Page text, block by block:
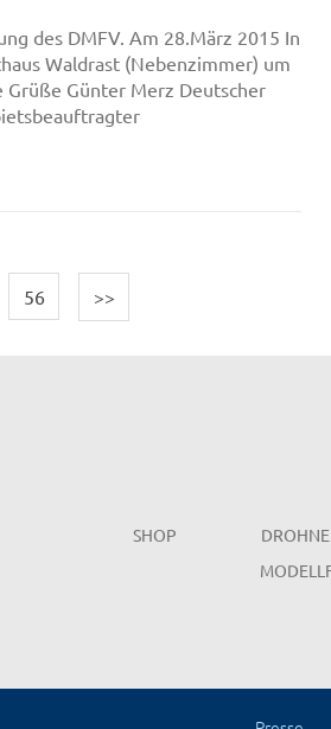
des DMFV. Am 28.März 2015 In
Waldrast (Nebenzimmer) um
Grüße Günter Merz Deutscher
56 >>
SHOP